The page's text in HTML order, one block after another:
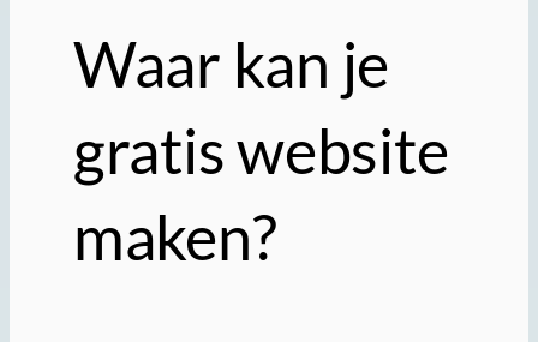
Waar kan je
gratis website
maken?